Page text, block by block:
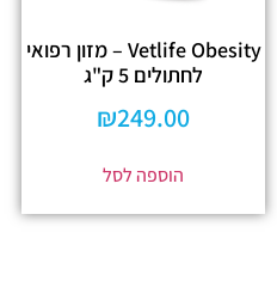
Vetlife Obesity – מזון רפואי
לחתולים 5 ק"ג
₪249.00
הוספה לסל